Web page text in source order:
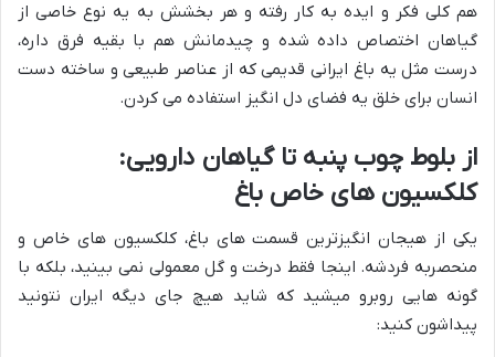
هم کلی فکر و ایده به کار رفته و هر بخشش به یه نوع خاصی از
گیاهان اختصاص داده شده و چیدمانش هم با بقیه فرق داره،
درست مثل یه باغ ایرانی قدیمی که از عناصر طبیعی و ساخته دست
انسان برای خلق یه فضای دل انگیز استفاده می کردن.
از بلوط چوب پنبه تا گیاهان دارویی:
کلکسیون های خاص باغ
یکی از هیجان انگیزترین قسمت های باغ، کلکسیون های خاص و
منحصربه فردشه. اینجا فقط درخت و گل معمولی نمی بینید، بلکه با
گونه هایی روبرو میشید که شاید هیچ جای دیگه ایران نتونید
پیداشون کنید: